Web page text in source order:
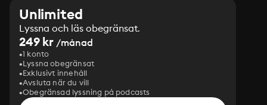
Unlimited
Lyssna och läs obegränsat.
249 kr /månad
1 konto
Lyssna obegränsat
Exklusivt innehåll
Avsluta när du vill
Obegränsad lyssning på podcasts